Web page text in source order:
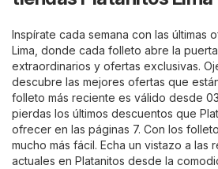
Inspírate cada semana con las últimas
Lima, donde cada folleto abre la
extraordinarios y ofertas exclusivas.
descubre las mejores ofertas que
folleto más reciente es válido desde
pierdas los últimos descuentos que
ofrecer en las páginas 7. Con los
mucho más fácil. Echa un vistazo a
actuales en Platanitos desde la